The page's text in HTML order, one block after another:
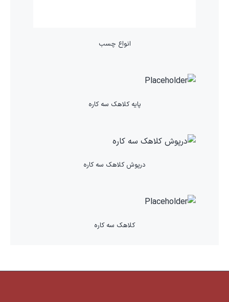
انواع چسب
پایه کلاهک سه کاره
درپوش کلاهک سه کاره
کلاهک سه کاره